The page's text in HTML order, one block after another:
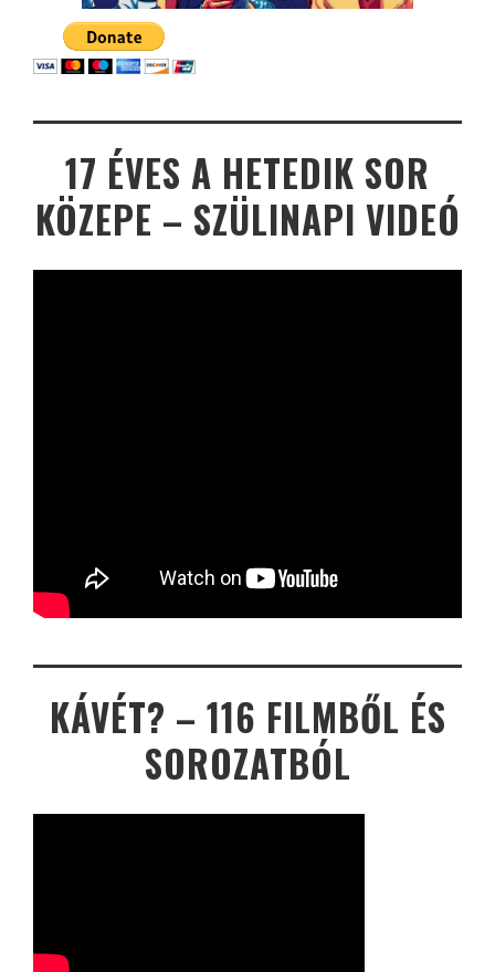
17 ÉVES A HETEDIK SOR
KÖZEPE – SZÜLINAPI VIDEÓ
KÁVÉT? – 116 FILMBŐL ÉS
SOROZATBÓL